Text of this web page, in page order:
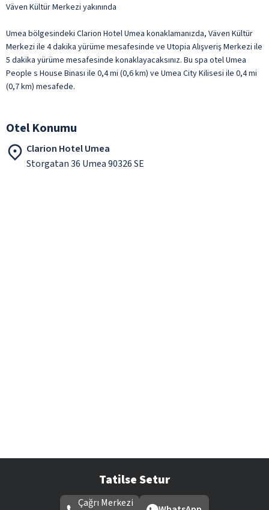
Väven Kültür Merkezi yakınında
Umea bölgesindeki Clarion Hotel Umea konaklamanızda, Väven Kültür
Merkezi ile 4 dakika yürüme mesafesinde ve Utopia Alışveriş Merkezi ile
5 dakika yürüme mesafesinde konaklayacaksınız. Bu spa otel Umea
People s House Binası ile 0,4 mi (0,6 km) ve Umea City Kilisesi ile 0,4 mi
(0,7 km) mesafede.
Otel Konumu
Clarion Hotel Umea
Storgatan 36 Umea 90326 SE
Tatilse Setur
Çağrı Merkezi